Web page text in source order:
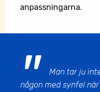
anpassningarna.
Man tar ju
någon med synfel